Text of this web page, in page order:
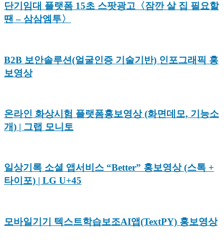
단기임대 플랫폼 15초 스팟광고〈잠깐 살 집 필요할
땐 – 삼삼엠투〉
B2B 보안솔루션(얼굴인증 기술기반) 인포그래픽 홍
보영상
온라인 화상시험 플랫폼홍보영상 (화면데모, 기능소
개) | 그랩 모니토
일상기록 소셜 앱서비스 “Better” 홍보영상 (스톡 +
타이포) | LG U+45
모바일기기 텍스트학습보조AI앱(TextPY) 홍보영상